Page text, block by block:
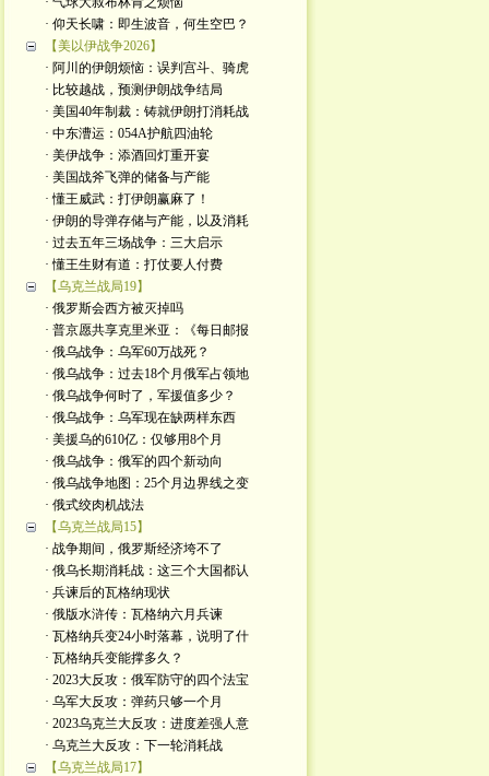
· 仰天长啸：即生波音，何生空巴？
【美以伊战争2026】
· 阿川的伊朗烦恼：误判宫斗、骑虎
· 比较越战，预测伊朗战争结局
· 美国40年制裁：铸就伊朗打消耗战
· 中东漕运：054A护航四油轮
· 美伊战争：添酒回灯重开宴
· 美国战斧飞弹的储备与产能
· 懂王威武：打伊朗赢麻了！
· 伊朗的导弹存储与产能，以及消耗
· 过去五年三场战争：三大启示
· 懂王生财有道：打仗要人付费
【乌克兰战局19】
· 俄罗斯会西方被灭掉吗
· 普京愿共享克里米亚：《每日邮报
· 俄乌战争：乌军60万战死？
· 俄乌战争：过去18个月俄军占领地
· 俄乌战争何时了，军援值多少？
· 俄乌战争：乌军现在缺两样东西
· 美援乌的610亿：仅够用8个月
· 俄乌战争：俄军的四个新动向
· 俄乌战争地图：25个月边界线之变
· 俄式绞肉机战法
【乌克兰战局15】
· 战争期间，俄罗斯经济垮不了
· 俄乌长期消耗战：这三个大国都认
· 兵谏后的瓦格纳现状
· 俄版水浒传：瓦格纳六月兵谏
· 瓦格纳兵变24小时落幕，说明了什
· 瓦格纳兵变能撑多久？
· 2023大反攻：俄军防守的四个法宝
· 乌军大反攻：弹药只够一个月
· 2023乌克兰大反攻：进度差强人意
· 乌克兰大反攻：下一轮消耗战
【乌克兰战局17】